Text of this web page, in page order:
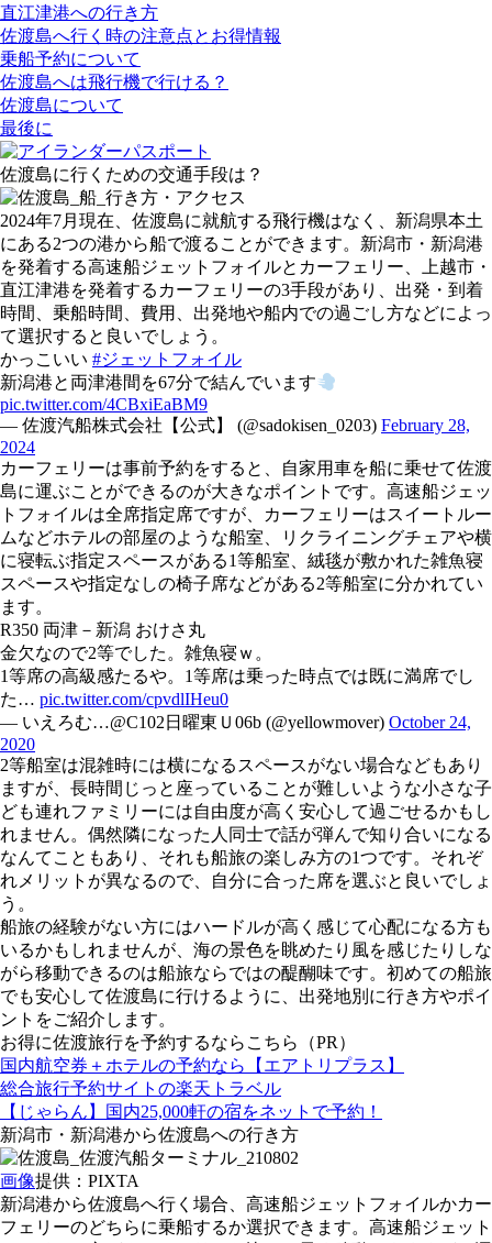
直江津港への行き方
佐渡島へ行く時の注意点とお得情報
乗船予約について
佐渡島へは飛行機で行ける？
佐渡島について
最後に
佐渡島に行くための交通手段は？
2024年7月現在、佐渡島に就航する飛行機はなく、新潟県本土
にある2つの港から船で渡ることができます。新潟市・新潟港
を発着する高速船ジェットフォイルとカーフェリー、上越市・
直江津港を発着するカーフェリーの3手段があり、出発・到着
時間、乗船時間、費用、出発地や船内での過ごし方などによっ
て選択すると良いでしょう。
かっこいい #ジェットフォイル
新潟港と両津港間を67分で結んでいます
pic.twitter.com/4CBxiEaBM9
— 佐渡汽船株式会社【公式】 (@sadokisen_0203) February 28,
2024
カーフェリーは事前予約をすると、自家用車を船に乗せて佐渡
島に運ぶことができるのが大きなポイントです。高速船ジェッ
トフォイルは全席指定席ですが、カーフェリーはスイートルー
ムなどホテルの部屋のような船室、リクライニングチェアや横
に寝転ぶ指定スペースがある1等船室、絨毯が敷かれた雑魚寝
スペースや指定なしの椅子席などがある2等船室に分かれてい
ます。
R350 両津－新潟 おけさ丸
金欠なので2等でした。雑魚寝ｗ。
1等席の高級感たるや。1等席は乗った時点では既に満席でし
た… pic.twitter.com/cpvdlIHeu0
— いえろむ…@C102日曜東Ｕ06b (@yellowmover) October 24,
2020
2等船室は混雑時には横になるスペースがない場合などもあり
ますが、長時間じっと座っていることが難しいような小さな子
ども連れファミリーには自由度が高く安心して過ごせるかもし
れません。偶然隣になった人同士で話が弾んで知り合いになる
なんてこともあり、それも船旅の楽しみ方の1つです。それぞ
れメリットが異なるので、自分に合った席を選ぶと良いでしょ
う。
船旅の経験がない方にはハードルが高く感じて心配になる方も
いるかもしれませんが、海の景色を眺めたり風を感じたりしな
がら移動できるのは船旅ならではの醍醐味です。初めての船旅
でも安心して佐渡島に行けるように、出発地別に行き方やポイ
ントをご紹介します。
お得に佐渡旅行を予約するならこちら（PR）
国内航空券＋ホテルの予約なら【エアトリプラス】
総合旅行予約サイトの楽天トラベル
【じゃらん】国内25,000軒の宿をネットで予約！
新潟市・新潟港から佐渡島への行き方
画像提供：PIXTA
新潟港から佐渡島へ行く場合、高速船ジェットフォイルかカー
フェリーのどちらに乗船するか選択できます。高速船ジェット